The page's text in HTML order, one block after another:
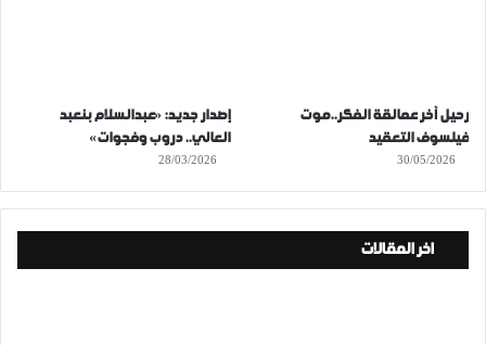
رحيل آخر عمالقة الفكر..موت
فيلسوف التعقيد
30/05/2026
إصدار جديد: «عبدالسلام بنعبد
العالي.. دروب وفجوات»
28/03/2026
اخر المقالات